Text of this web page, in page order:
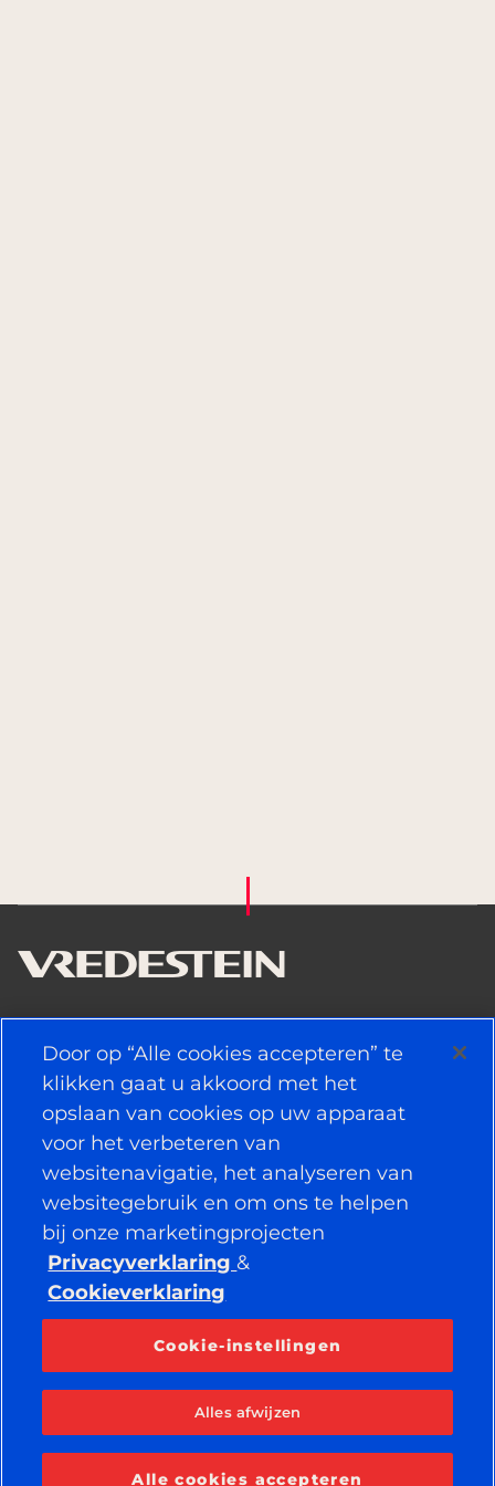
BANDEN
BELEID
BEDRIJF
VERBONDEN BLIJVEN
Facebook
YouTube
LinkedIn
© 2026 APOLLO TYRES LTD
Door op “Alle cookies accepteren” te
klikken gaat u akkoord met het
opslaan van cookies op uw apparaat
voor het verbeteren van
websitenavigatie, het analyseren van
websitegebruik en om ons te helpen
bij onze marketingprojecten
Privacyverklaring &
Cookieverklaring
Cookie-instellingen
Alles afwijzen
Alle cookies accepteren